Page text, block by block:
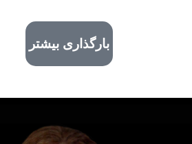
بارگذاری بیشتر